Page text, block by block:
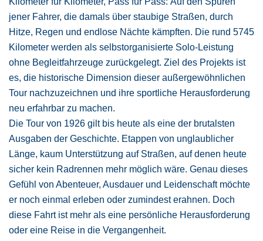
jener Fahrer, die damals über staubige Straßen, durch
Hitze, Regen und endlose Nächte kämpften. Die rund 5745
Kilometer werden als selbstorganisierte Solo-Leistung
ohne Begleitfahrzeuge zurückgelegt. Ziel des Projekts ist
es, die historische Dimension dieser außergewöhnlichen
Tour nachzuzeichnen und ihre sportliche Herausforderung
neu erfahrbar zu machen.
Die Tour von 1926 gilt bis heute als eine der brutalsten
Ausgaben der Geschichte. Etappen von unglaublicher
Länge, kaum Unterstützung auf Straßen, auf denen heute
sicher kein Radrennen mehr möglich wäre. Genau dieses
Gefühl von Abenteuer, Ausdauer und Leidenschaft möchte
er noch einmal erleben oder zumindest erahnen. Doch
diese Fahrt ist mehr als eine persönliche Herausforderung
oder eine Reise in die Vergangenheit.